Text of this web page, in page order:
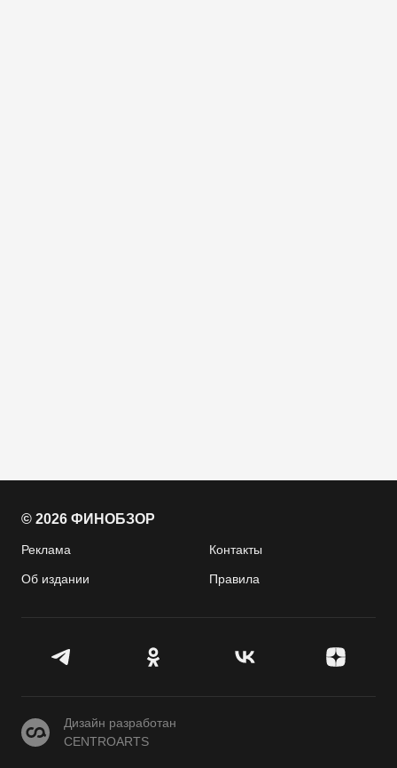
© 2026 ФИНОБЗОР
Реклама Контакты
Об издании Правила
CENTROARTS